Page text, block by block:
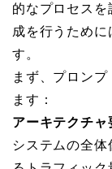
的なプロセスを
成を行うため
す。
まず、プロン
ます：
アーキテクチャ
システムの全